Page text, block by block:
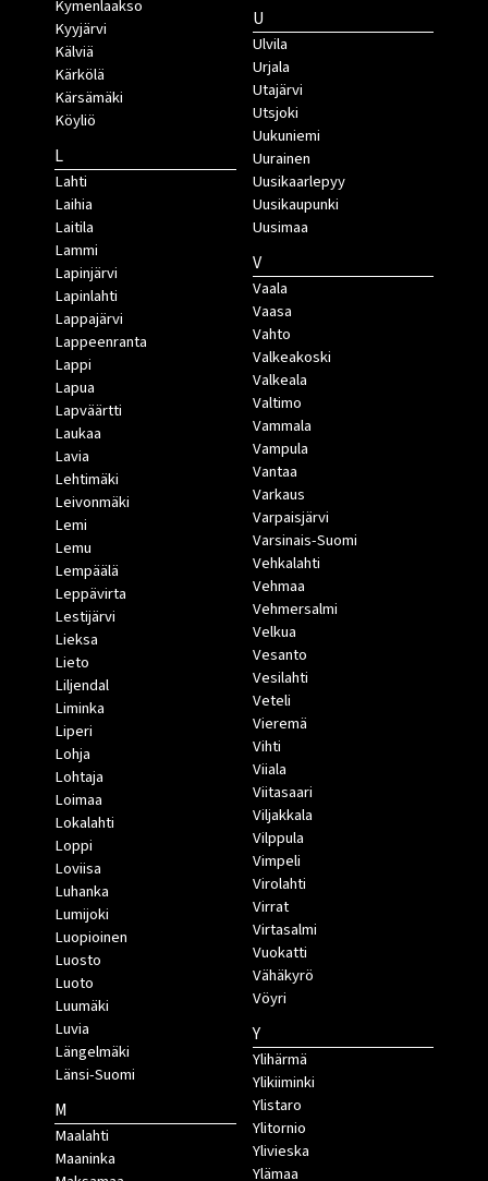
Kymenlaakso
Kyyjärvi
Kälviä
Kärkölä
Kärsämäki
Köyliö
L
Lahti
Laihia
Laitila
Lammi
Lapinjärvi
Lapinlahti
Lappajärvi
Lappeenranta
Lappi
Lapua
Lapväärtti
Laukaa
Lavia
Lehtimäki
Leivonmäki
Lemi
Lemu
Lempäälä
Leppävirta
Lestijärvi
Lieksa
Lieto
Liljendal
Liminka
Liperi
Lohja
Lohtaja
Loimaa
Lokalahti
Loppi
Loviisa
Luhanka
Lumijoki
Luopioinen
Luosto
Luoto
Luumäki
Luvia
Längelmäki
Länsi-Suomi
M
Maalahti
Maaninka
U
Ulvila
Urjala
Utajärvi
Utsjoki
Uukuniemi
Uurainen
Uusikaarlepyy
Uusikaupunki
Uusimaa
V
Vaala
Vaasa
Vahto
Valkeakoski
Valkeala
Valtimo
Vammala
Vampula
Vantaa
Varkaus
Varpaisjärvi
Varsinais-Suomi
Vehkalahti
Vehmaa
Vehmersalmi
Velkua
Vesanto
Vesilahti
Veteli
Vieremä
Vihti
Viiala
Viitasaari
Viljakkala
Vilppula
Vimpeli
Virolahti
Virrat
Virtasalmi
Vuokatti
Vähäkyrö
Vöyri
Y
Ylihärmä
Ylikiiminki
Ylistaro
Ylitornio
Ylivieska
Ylämaa